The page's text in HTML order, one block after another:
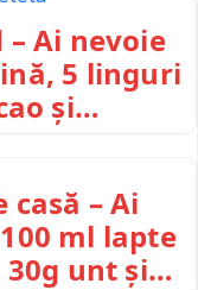
– Ai nevoie
5 linguri
și…
– Ai
ml lapte
30g unt și…